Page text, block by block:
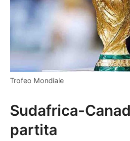
Trofeo Mondiale
Sudafrica-
partita